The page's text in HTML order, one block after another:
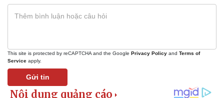
Quan sát
Cuộc sống đó đây
Hồ sơ
Video
This site is protected by reCAPTCHA and the Google Privacy Policy and Terms of
Service apply.
Gửi tin